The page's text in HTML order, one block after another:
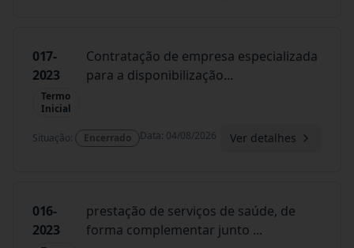
017-
2023
Termo
Inicial
Contratação de empresa especializada
para a disponibilização...
Situação: Encerrado Data: 04/08/2026 Ver detalhes
016-
2023
prestação de serviços de saúde, de
forma complementar junto ...